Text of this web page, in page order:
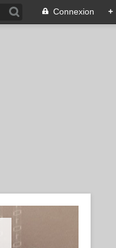
Connexion +